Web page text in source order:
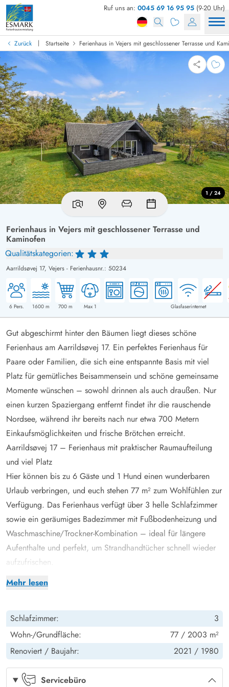
Ruf uns an: 0045 69 16 95 95 (9-20 Uhr)
Zurück | Startseite Ferienhaus in Vejers mit geschlossener Terrasse und
Ferienhaus in Vejers mit geschlossener Terrasse und
Kaminofen
Qualitätskategorien:
Aarrildsøvej 17, Vejers - Ferienhausnr.: 50234
6Pers. 1600 m 700 m Max 1 Glasfaserinternet
1 / 24
Mehr lesen
Gut abgeschirmt hinter den Bäumen liegt dieses schöne
Ferienhaus am Aarrildsøvej 17. Ein perfektes Ferienhaus für
Paare oder Familien, die sich eine entspannte Basis mit viel
Platz für gemütliches Beisammensein und schöne gemeinsame
Momente wünschen – sowohl drinnen als auch draußen. Nur
einen kurzen Spaziergang entfernt findet ihr die rauschende
Nordsee, während ihr bereits nach nur etwa 700 Metern
Einkaufsmöglichkeiten und frische Brötchen erreicht.
Aarrildsøvej 17 – Ferienhaus mit praktischer Raumaufteilung
und viel Platz
Hier können bis zu 6 Gäste und 1 Hund einen wunderbaren
Urlaub verbringen, und euch stehen 77 m² zum Wohlfühlen zur
Verfügung. Das Ferienhaus verfügt über 3 helle Schlafzimmer
sowie ein geräumiges Badezimmer mit Fußbodenheizung und
Waschmaschine/Trockner-Kombination – ideal für längere
Aufenthalte und perfekt, um Strandhandtücher schnell wieder
aufzufrischen.
Der Wohnbereich wird schnell zum natürlichen Mittelpunkt
gemütlich macht. Das Wohnzimmer ist in ruhigen Farbtönen
gehalten, und die bequemen Ledermöbel laden zum
Entspannen ein. Macht es euch auf dem Sofa gemütlich, spielt
gemeinsam Gesellschaftsspiele oder versammelt die Familie
rund um den Esstisch zu leckeren Mahlzeiten.
Schlafzimmer:
3
Wohn-/Grundfläche:
77 / 2003 m²
Renoviert / Baujahr: 2021 / 1980
Servicebüro